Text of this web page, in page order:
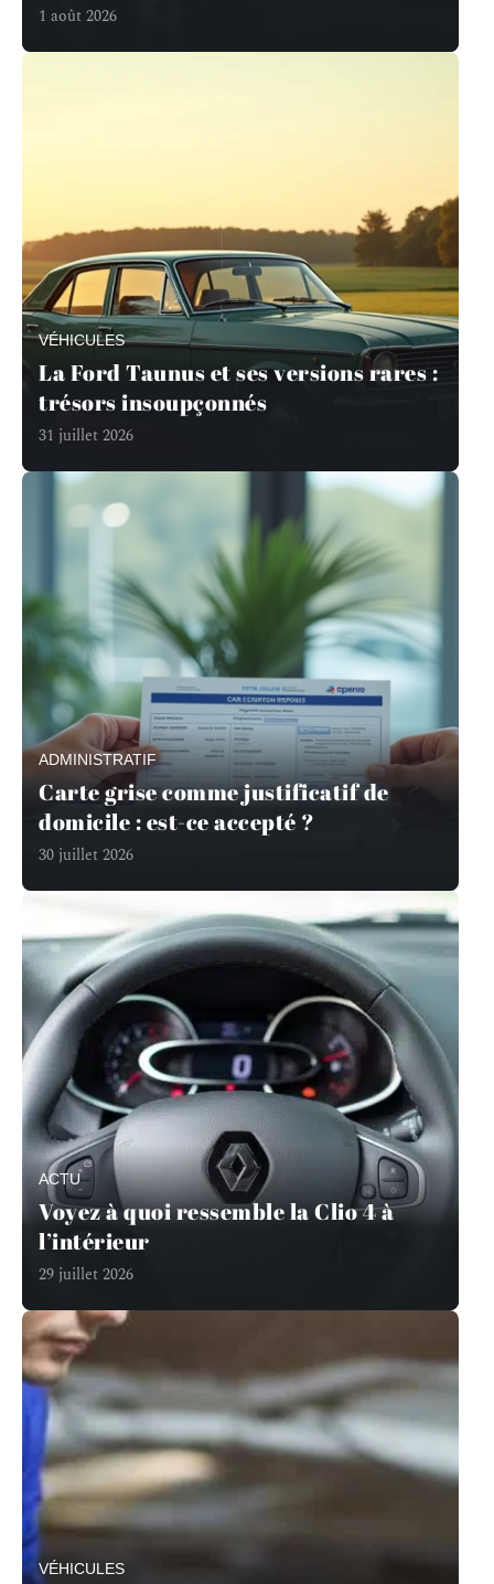
1 août 2026
VÉHICULES
La Ford Taunus et ses versions rares :
trésors insoupçonnés
31 juillet 2026
ADMINISTRATIF
Carte grise comme justificatif de
domicile : est-ce accepté ?
30 juillet 2026
ACTU
Voyez à quoi ressemble la Clio 4 à
l’intérieur
29 juillet 2026
VÉHICULES